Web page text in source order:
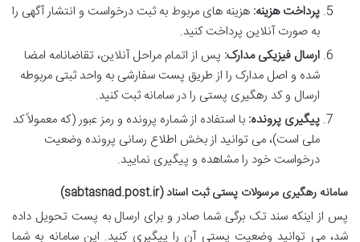
پرداخت هزینه: هزینه های مربوط به ثبت درخواست و انتشار آگهی را
به صورت آنلاین پرداخت کنید.
ارسال فیزیکی مدارک: پس از اتمام مراحل آنلاین، تقاضانامه امضا
شده و اصل مدارک را از طریق پست سفارشی به واحد ثبتی مربوطه
ارسال و کد رهگیری پستی را در سامانه ثبت کنید.
پیگیری پرونده: با استفاده از شماره پرونده و رمز عبور (که معمولاً کد
ملی است)، می توانید از بخش اطلاع رسانی پرونده وضعیت
درخواست خود را مشاهده و پیگیری نمایید.
سامانه رهگیری مرسولات پستی ثبت اسناد (sabtasnad.post.ir)
پس از اینکه سند تک برگی شما صادر و برای ارسال به پست تحویل داده
شد، می توانید وضعیت پستی آن را پیگیری کنید. این سامانه به شما